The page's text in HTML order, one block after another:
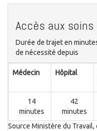
Accès aux soins
Durée de trajet en
de nécessité depuis
Médecin Hôpital
14
minutes
42
minutes
Source Ministère du